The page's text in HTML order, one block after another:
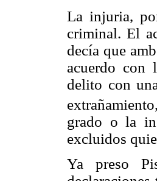
La injuria,
criminal. El
decía que
acuerdo con
delito con
extrañamiento,
grado o la
excluidos
Ya preso